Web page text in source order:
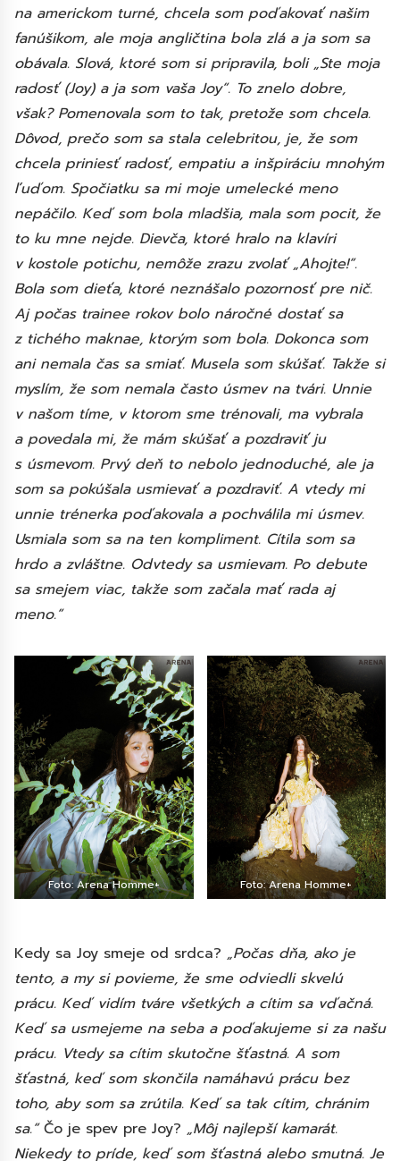
na americkom turné, chcela som poďakovať našim
fanúšikom, ale moja angličtina bola zlá a ja som sa
obávala. Slová, ktoré som si pripravila, boli „Ste moja
radosť (Joy) a ja som vaša Joy“. To znelo dobre,
však? Pomenovala som to tak, pretože som chcela.
Dôvod, prečo som sa stala celebritou, je, že som
chcela priniesť radosť, empatiu a inšpiráciu mnohým
ľuďom. Spočiatku sa mi moje umelecké meno
nepáčilo. Keď som bola mladšia, mala som pocit, že
to ku mne nejde. Dievča, ktoré hralo na klavíri
v kostole potichu, nemôže zrazu zvolať „Ahojte!“.
Bola som dieťa, ktoré neznášalo pozornosť pre nič.
Aj počas trainee rokov bolo náročné dostať sa
z tichého maknae, ktorým som bola. Dokonca som
ani nemala čas sa smiať. Musela som skúšať. Takže si
myslím, že som nemala často úsmev na tvári. Unnie
v našom tíme, v ktorom sme trénovali, ma vybrala
a povedala mi, že mám skúšať a pozdraviť ju
s úsmevom. Prvý deň to nebolo jednoduché, ale ja
som sa pokúšala usmievať a pozdraviť. A vtedy mi
unnie trénerka poďakovala a pochválila mi úsmev.
Usmiala som sa na ten kompliment. Cítila som sa
hrdo a zvláštne. Odvtedy sa usmievam. Po debute
sa smejem viac, takže som začala mať rada aj
meno.“
Foto: Arena Homme+ Foto: Arena Homme+
Kedy sa Joy smeje od srdca? „Počas dňa, ako je
tento, a my si povieme, že sme odviedli skvelú
prácu. Keď vidím tváre všetkých a cítim sa vďačná.
Keď sa usmejeme na seba a poďakujeme si za našu
prácu. Vtedy sa cítim skutočne šťastná. A som
šťastná, keď som skončila namáhavú prácu bez
toho, aby som sa zrútila. Keď sa tak cítim, chránim
sa.“Čo je spev pre Joy? „Môj najlepší kamarát.
Niekedy to príde, keď som šťastná alebo smutná. Je